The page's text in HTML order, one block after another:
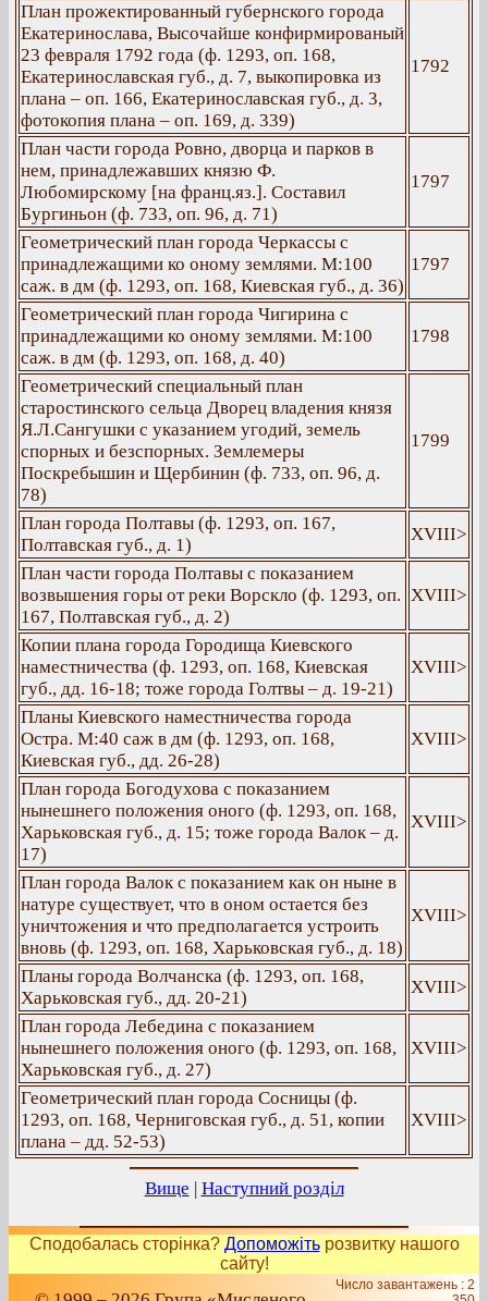
План прожектированный губернского города
Екатеринослава, Высочайше конфирмированый
23 февраля 1792 года (ф. 1293, оп. 168,
Екатеринославская губ., д. 7, выкопировка из
плана – оп. 166, Екатеринославская губ., д. 3,
фотокопия плана – оп. 169, д. 339)
1792
План части города Ровно, дворца и парков в
нем, принадлежавших князю Ф.
Любомирскому [на франц.яз.]. Составил
Бургиньон (ф. 733, оп. 96, д. 71)
1797
Геометрический план города Черкассы с
принадлежащими ко оному землями. М:100
саж. в дм (ф. 1293, оп. 168, Киевская губ., д. 36)
1797
Геометрический план города Чигирина с
принадлежащими ко оному землями. М:100
саж. в дм (ф. 1293, оп. 168, д. 40)
1798
Геометрический специальный план
старостинского сельца Дворец владения князя
Я.Л.Сангушки с указанием угодий, земель
спорных и безспорных. Землемеры
Поскребышин и Щербинин (ф. 733, оп. 96, д.
78)
1799
План города Полтавы (ф. 1293, оп. 167,
Полтавская губ., д. 1)
ХVIII>
План части города Полтавы с показанием
возвышения горы от реки Ворскло (ф. 1293, оп.
167, Полтавская губ., д. 2)
ХVIII>
Копии плана города Городища Киевского
наместничества (ф. 1293, оп. 168, Киевская
губ., дд. 16-18; тоже города Голтвы – д. 19-21)
ХVIII>
Планы Киевского наместничества города
Остра. М:40 саж в дм (ф. 1293, оп. 168,
Киевская губ., дд. 26-28)
ХVIII>
План города Богодухова с показанием
нынешнего положения оного (ф. 1293, оп. 168,
Харьковская губ., д. 15; тоже города Валок – д.
17)
XVIII>
План города Валок с показанием как он ныне в
натуре существует, что в оном остается без
уничтожения и что предполагается устроить
вновь (ф. 1293, оп. 168, Харьковская губ., д. 18)
XVIII>
Планы города Волчанска (ф. 1293, оп. 168,
Харьковская губ., дд. 20-21)
XVIII>
План города Лебедина с показанием
нынешнего положения оного (ф. 1293, оп. 168,
Харьковская губ., д. 27)
XVIII>
Геометрический план города Сосницы (ф.
1293, оп. 168, Черниговская губ., д. 51, копии
плана – дд. 52-53)
ХVIII>
Вище | Наступний розділ
Сподобалась сторінка? Допоможітьрозвитку нашого
сайту!
Число завантажень : 2